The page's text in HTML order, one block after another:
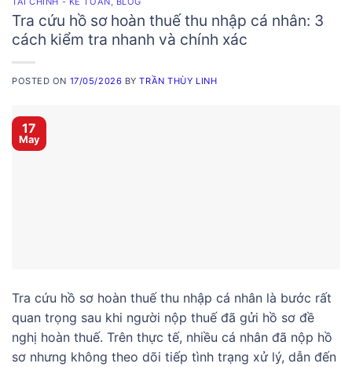
Tra cứu hồ sơ hoàn thuế thu nhập cá nhân: 3
cách kiểm tra nhanh và chính xác
POSTED ON 17/05/2026 BYTRẦN THÙY LINH
17
May
Tra cứu hồ sơ hoàn thuế thu nhập cá nhân là bước rất
quan trọng sau khi người nộp thuế đã gửi hồ sơ đề
nghị hoàn thuế. Trên thực tế, nhiều cá nhân đã nộp hồ
sơ nhưng không theo dõi tiếp tình trạng xử lý, dẫn đến